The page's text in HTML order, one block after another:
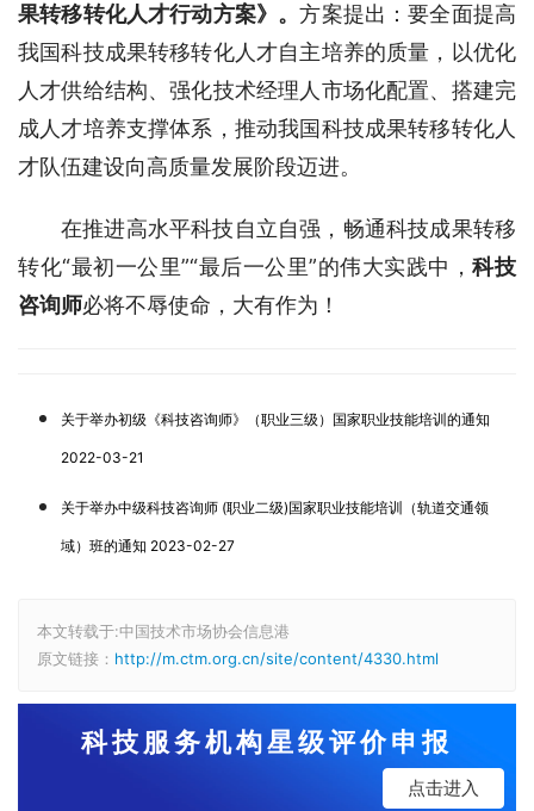
果转移转化人才行动方案》。方案提出：要全面提高
我国科技成果转移转化人才自主培养的质量，以优化
人才供给结构、强化技术经理人市场化配置、搭建完
成人才培养支撑体系，推动我国科技成果转移转化人
才队伍建设向高质量发展阶段迈进。
在推进高水平科技自立自强，畅通科技成果转移
转化“最初一公里”“最后一公里”的伟大实践中，科技
咨询师必将不辱使命，大有作为！
关于举办初级《科技咨询师》（职业三级）国家职业技能培训的通知
2022-03-21
关于举办中级科技咨询师 (职业二级)国家职业技能培训（轨道交通领
域）班的通知 2023-02-27
本文转载于:中国技术市场协会信息港
原文链接： http://m.ctm.org.cn/site/content/4330.html
科技服务机构星级评价申报
点击进入